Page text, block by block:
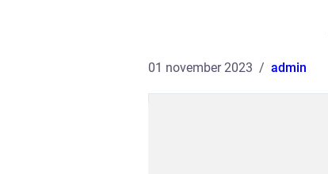
01 november 2023 admin